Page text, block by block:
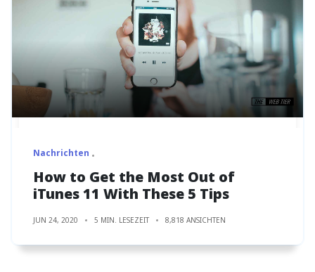
Nachrichten
How to Get the Most Out of
iTunes 11 With These 5 Tips
JUN 24, 2020 5 MIN. LESEZEIT 8,818 ANSICHTEN